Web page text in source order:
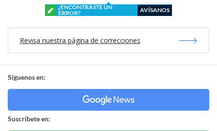
¿ENCONTRASTE UN
ERROR?
AVÍSANOS
Revisa nuestra página de correcciones
Síguenos en:
Suscríbete en: